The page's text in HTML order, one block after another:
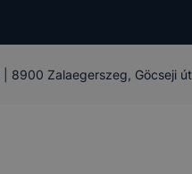
8900 Zalaegerszeg, Göcseji